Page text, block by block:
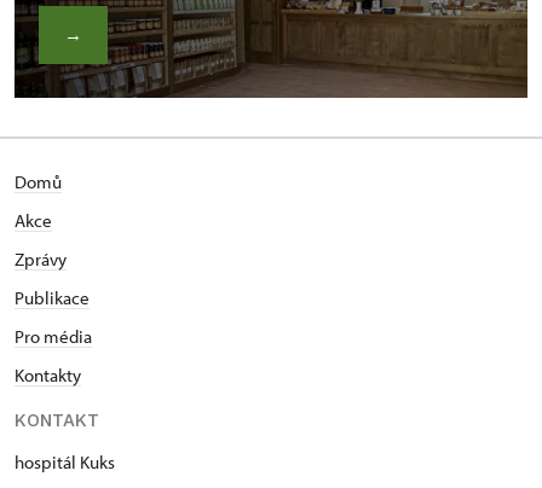
→
Domů
Akce
Zprávy
Publikace
Pro média
Kontakty
KONTAKT
hospitál Kuks